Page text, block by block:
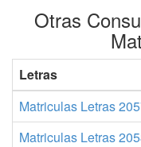
Otras
Letras
Matriculas Letras
Matriculas Letras